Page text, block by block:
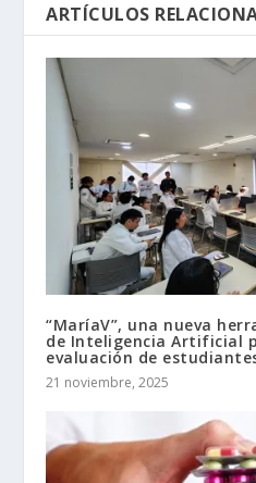
ARTÍCULOS
“MaríaV”, una nueva
de Inteligencia Artificial
evaluación de
21 noviembre, 2025